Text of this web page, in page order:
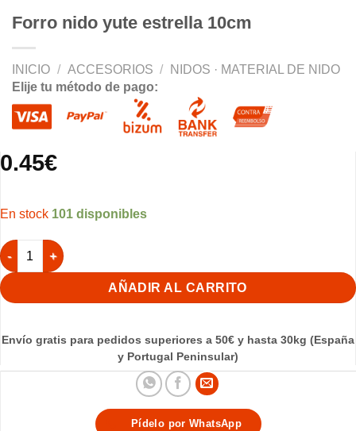
Forro nido yute estrella 10cm
INICIO / ACCESORIOS /
NIDOS · MATERIAL DE NIDO
Elije tu método de pago:
0.45€
101 disponibles
Forro nido yute estrella 10cm cantidad
AÑADIR AL CARRITO
Envío gratis para pedidos superiores a 50€ y hasta 30kg (España
y Portugal Peninsular)
Pídelo por WhatsApp